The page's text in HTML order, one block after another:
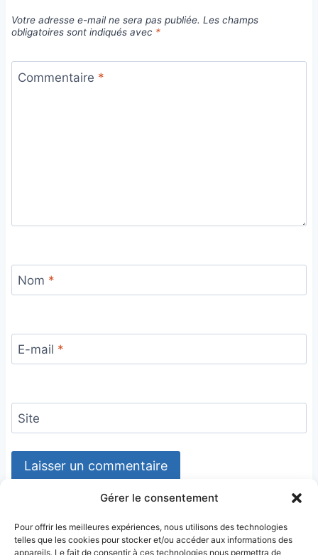
Gérer le consentement
Pour offrir les meilleures expériences, nous utilisons des technologies
telles que les cookies pour stocker et/ou accéder aux informations des
appareils. Le fait de consentir à ces technologies nous permettra de
Votre adresse e-mail ne sera pas publiée. Les champs
obligatoires sont indiqués avec *
Commentaire *
Nom *
E-mail *
Site